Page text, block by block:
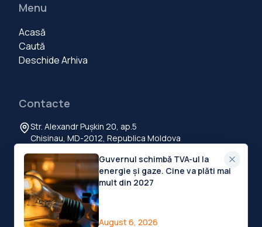
Menu
Acasă
Caută
Deschide Arhiva
Contacte
Str. Alexandr Pușkin 20, ap.5
Chisinau, MD-2012, Republica Moldova
contact@deschide.md
©2026 Deschide.md
Privacy PolicyTerms of ServiceCookies Settings
Guvernul schimbă TVA-ul la
energie și gaze. Cine va plăti mai
mult din 2027
August 6, 2026